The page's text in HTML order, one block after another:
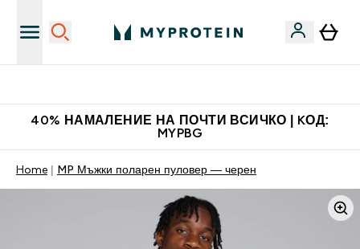
40% НАМАЛЕНИЕ НА ПОЧТИ ВСИЧКО | KОД:
MYPBG
Home MP Мъжки поларен пуловер — черен